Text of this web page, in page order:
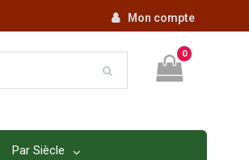
Mon compte
0
Par Siècle